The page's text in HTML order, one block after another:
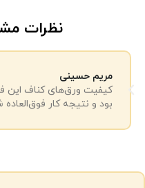
نظرات
مریم حسینی
کیفیت ورق‌های کناف این
بود و نتیجه کار